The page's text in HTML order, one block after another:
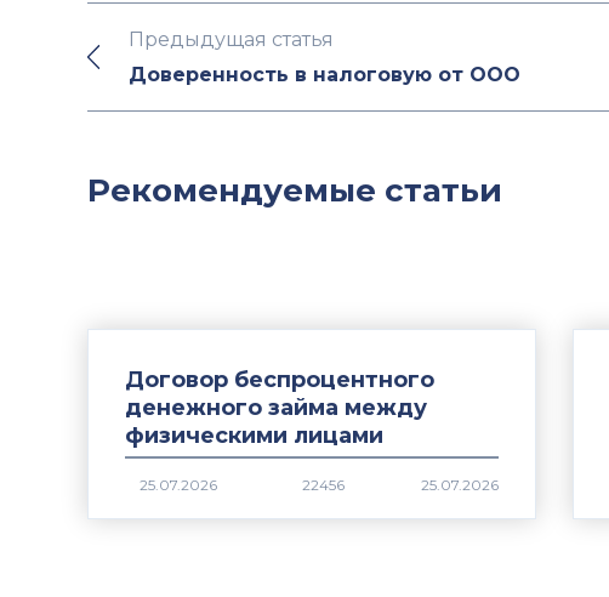
Предыдущая статья
Доверенность в налоговую от ООО
Рекомендуемые статьи
Договор беспроцентного
денежного займа между
физическими лицами
22456